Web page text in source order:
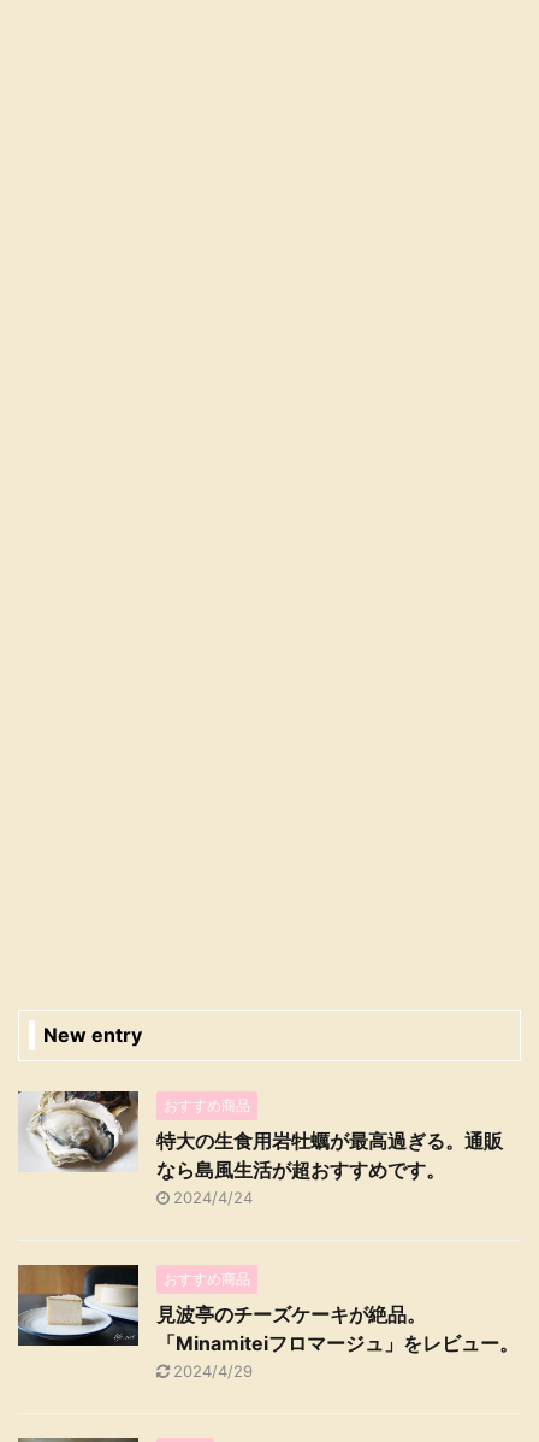
New entry
おすすめ商品
特大の生食用岩牡蠣が最高過ぎる。通販
なら島風生活が超おすすめです。
2024/4/24
おすすめ商品
見波亭のチーズケーキが絶品。
「Minamiteiフロマージュ」をレビュー。
2024/4/29